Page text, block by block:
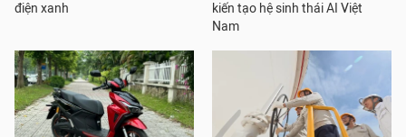
điện xanh
kiến tạo hệ sinh thái AI Việt
Nam